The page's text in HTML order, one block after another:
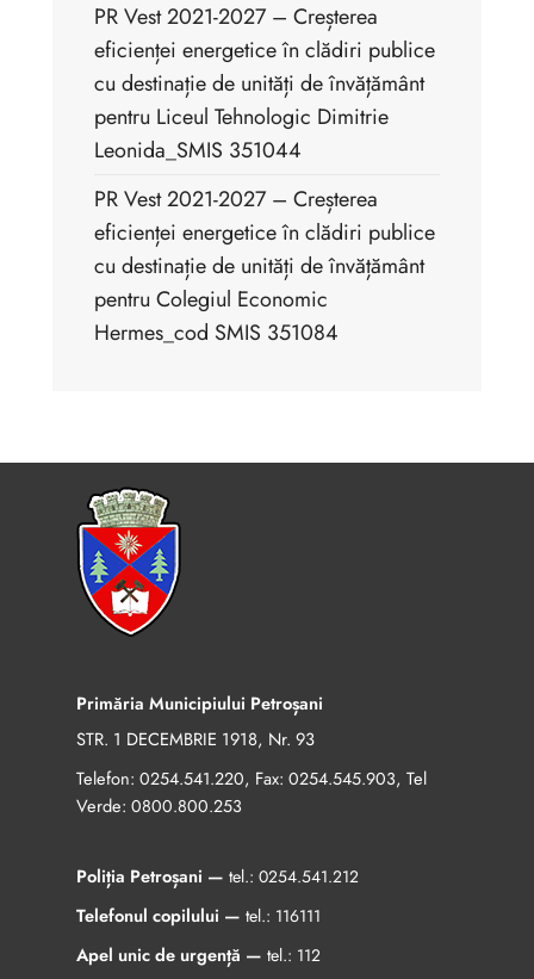
PR Vest 2021-2027 – Creșterea
eficienței energetice în clădiri publice
cu destinație de unități de învățământ
pentru Liceul Tehnologic Dimitrie
Leonida_SMIS 351044
PR Vest 2021-2027 – Creșterea
eficienței energetice în clădiri publice
cu destinație de unități de învățământ
pentru Colegiul Economic
Hermes_cod SMIS 351084
Primăria Municipiului Petroșani
STR. 1 DECEMBRIE 1918, Nr. 93
Telefon: 0254.541.220, Fax: 0254.545.903, Tel
Verde: 0800.800.253
Poliția Petroșani — tel.: 0254.541.212
Telefonul copilului — tel.: 116111
Apel unic de urgență — tel.: 112